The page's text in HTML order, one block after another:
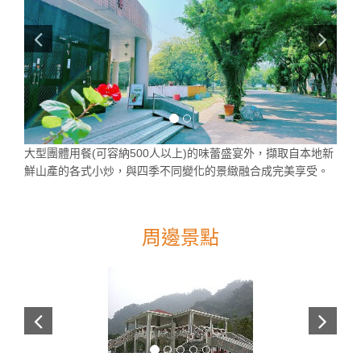
大型團體用餐(可容納500人以上)的味蕾盛宴外，擷取自本地新
鮮山產的各式小炒，與四季不同變化的景緻融合成完美享受。
周邊景點